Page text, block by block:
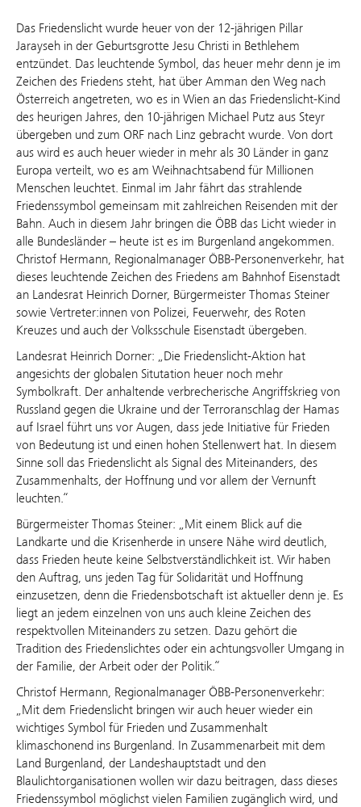
Das Friedenslicht wurde heuer von der 12-jährigen Pillar
Jarayseh in der Geburtsgrotte Jesu Christi in Bethlehem
entzündet. Das leuchtende Symbol, das heuer mehr denn je im
Zeichen des Friedens steht, hat über Amman den Weg nach
Österreich angetreten, wo es in Wien an das Friedenslicht-Kind
des heurigen Jahres, den 10-jährigen Michael Putz aus Steyr
übergeben und zum ORF nach Linz gebracht wurde. Von dort
aus wird es auch heuer wieder in mehr als 30 Länder in ganz
Europa verteilt, wo es am Weihnachtsabend für Millionen
Menschen leuchtet. Einmal im Jahr fährt das strahlende
Friedenssymbol gemeinsam mit zahlreichen Reisenden mit der
Bahn. Auch in diesem Jahr bringen die ÖBB das Licht wieder in
alle Bundesländer – heute ist es im Burgenland angekommen.
Christof Hermann, Regionalmanager ÖBB-Personenverkehr, hat
dieses leuchtende Zeichen des Friedens am Bahnhof Eisenstadt
an Landesrat Heinrich Dorner, Bürgermeister Thomas Steiner
sowie Vertreter:innen von Polizei, Feuerwehr, des Roten
Kreuzes und auch der Volksschule Eisenstadt übergeben.
Landesrat Heinrich Dorner: „Die Friedenslicht-Aktion hat
angesichts der globalen Situtation heuer noch mehr
Symbolkraft. Der anhaltende verbrecherische Angriffskrieg von
Russland gegen die Ukraine und der Terroranschlag der Hamas
auf Israel führt uns vor Augen, dass jede Initiative für Frieden
von Bedeutung ist und einen hohen Stellenwert hat. In diesem
Sinne soll das Friedenslicht als Signal des Miteinanders, des
Zusammenhalts, der Hoffnung und vor allem der Vernunft
leuchten.“
Bürgermeister Thomas Steiner: „Mit einem Blick auf die
Landkarte und die Krisenherde in unsere Nähe wird deutlich,
dass Frieden heute keine Selbstverständlichkeit ist. Wir haben
den Auftrag, uns jeden Tag für Solidarität und Hoffnung
einzusetzen, denn die Friedensbotschaft ist aktueller denn je. Es
liegt an jedem einzelnen von uns auch kleine Zeichen des
respektvollen Miteinanders zu setzen. Dazu gehört die
Tradition des Friedenslichtes oder ein achtungsvoller Umgang in
der Familie, der Arbeit oder der Politik.“
Christof Hermann, Regionalmanager ÖBB-Personenverkehr:
„Mit dem Friedenslicht bringen wir auch heuer wieder ein
wichtiges Symbol für Frieden und Zusammenhalt
klimaschonend ins Burgenland. In Zusammenarbeit mit dem
Land Burgenland, der Landeshauptstadt und den
Blaulichtorganisationen wollen wir dazu beitragen, dass dieses
Friedenssymbol möglichst vielen Familien zugänglich wird, und